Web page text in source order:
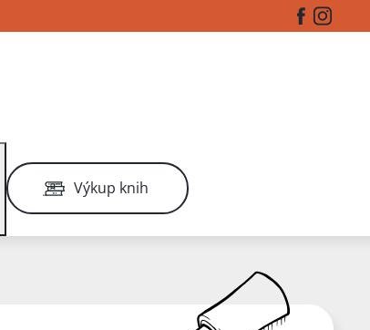
Facebook
Výkup knih